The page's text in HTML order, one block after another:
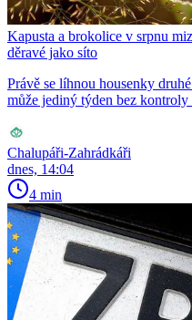
Kapusta a brokolice v srpnu
děravé jako síto
Právě se líhnou housenky
může jediný týden bez
Chalupáři-Zahrádkáři
dnes, 14:04
4 min